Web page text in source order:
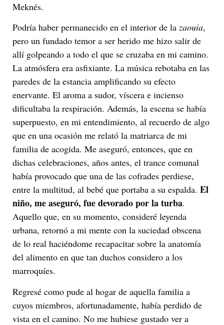
Meknés.
Podría haber permanecido en el interior de la zaouia,
pero un fundado temor a ser herido me hizo salir de
allí golpeando a todo el que se cruzaba en mi camino.
La atmósfera era asfixiante. La música rebotaba en las
paredes de la estancia amplificando su efecto
enervante. El aroma a sudor, víscera e incienso
dificultaba la respiración. Además, la escena se había
superpuesto, en mi entendimiento, al recuerdo de algo
que en una ocasión me relató la matriarca de mi
familia de acogida. Me aseguró, entonces, que en
dichas celebraciones, años antes, el trance comunal
había provocado que una de las cofrades perdiese,
entre la multitud, al bebé que portaba a su espalda. El
niño, me aseguró, fue devorado por la turba.
Aquello que, en su momento, consideré leyenda
urbana, retornó a mi mente con la suciedad obscena
de lo real haciéndome recapacitar sobre la anatomía
del alimento en que tan duchos considero a los
marroquíes.
Regresé como pude al hogar de aquella familia a
cuyos miembros, afortunadamente, había perdido de
vista en el camino. No me hubiese gustado ver a